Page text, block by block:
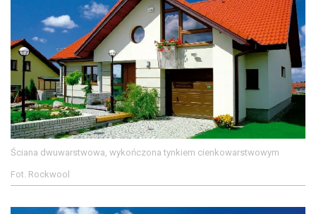
Ściana dwuwarstwowa, wykończona tynkiem cienkowarstwowym
Fot. Rockwool